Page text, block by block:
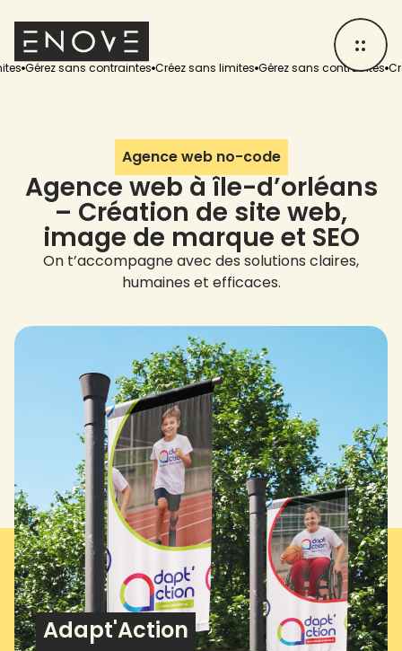
sans contraintes Créez sans limites Gérez sans contraintes Créez
Agence web no-code
Agence web à île-d’orléans
– Création de site web,
image de marque et SEO
On t’accompagne avec des solutions claires,
humaines et efficaces.
Adapt'Action